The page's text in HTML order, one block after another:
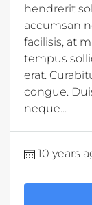
hendrerit
accumsan
facilisis, at
tempus
erat.
congue.
neque...
10 years